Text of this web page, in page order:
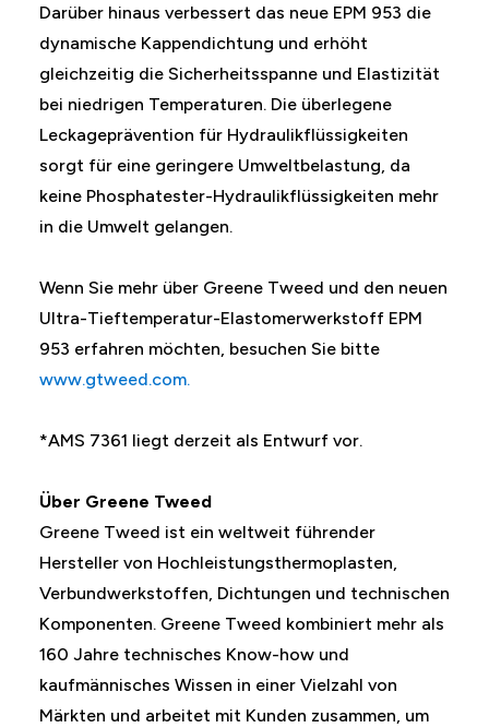
Darüber hinaus verbessert das neue EPM 953 die
dynamische Kappendichtung und erhöht
gleichzeitig die Sicherheitsspanne und Elastizität
bei niedrigen Temperaturen. Die überlegene
Leckageprävention für Hydraulikflüssigkeiten
sorgt für eine geringere Umweltbelastung, da
keine Phosphatester-Hydraulikflüssigkeiten mehr
in die Umwelt gelangen.
Wenn Sie mehr über Greene Tweed und den neuen
Ultra-Tieftemperatur-Elastomerwerkstoff EPM
953 erfahren möchten, besuchen Sie bitte
www.gtweed.com.
*AMS 7361 liegt derzeit als Entwurf vor.
Über Greene Tweed
Greene Tweed ist ein weltweit führender
Hersteller von Hochleistungsthermoplasten,
Verbundwerkstoffen, Dichtungen und technischen
Komponenten. Greene Tweed kombiniert mehr als
160 Jahre technisches Know-how und
kaufmännisches Wissen in einer Vielzahl von
Märkten und arbeitet mit Kunden zusammen, um